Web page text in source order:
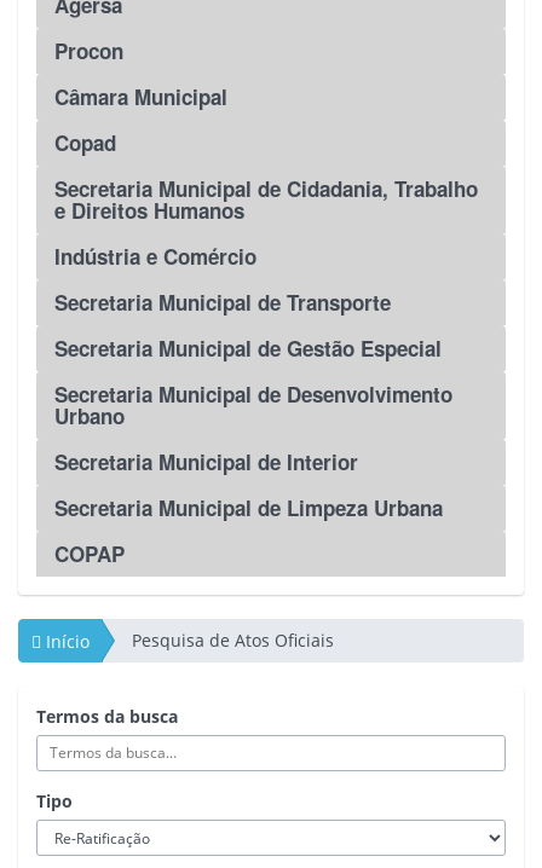
Procon
Câmara Municipal
Copad
Secretaria Municipal de Cidadania, Trabalho
e Direitos Humanos
Indústria e Comércio
Secretaria Municipal de Transporte
Secretaria Municipal de Gestão Especial
Secretaria Municipal de Desenvolvimento
Urbano
Secretaria Municipal de Interior
Secretaria Municipal de Limpeza Urbana
COPAP
Início Pesquisa de Atos Oficiais
Termos da busca
Tipo